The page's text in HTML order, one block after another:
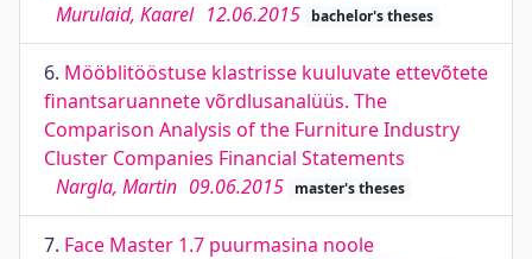
Murulaid, Kaarel 12.06.2015 bachelor's theses
6. Mööblitööstuse klastrisse kuuluvate ettevõtete
finantsaruannete võrdlusanalüüs. The
Comparison Analysis of the Furniture Industry
Cluster Companies Financial Statements
Nargla, Martin 09.06.2015 master's theses
7. Face Master 1.7 puurmasina noole